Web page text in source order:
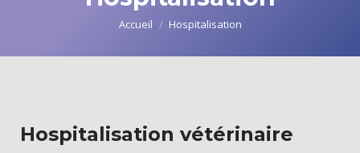
Vous êtes ici :
Accueil Hospitalisation
Hospitalisation vétérinaire